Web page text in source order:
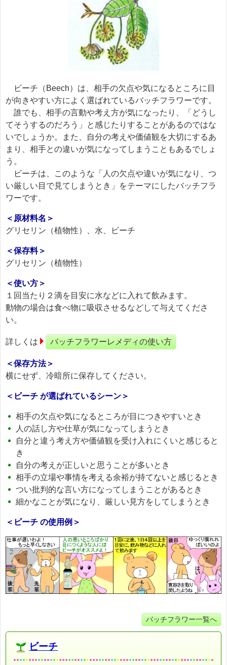
ビーチ（Beech）は、相手の欠点や気になるところに目
が向きやすい方によく選ばれているバッチフラワーです。
誰でも、相手の言動や考え方が気になったり、「どうし
てそうするのだろう」と感じたりすることがあるのではな
いでしょうか。また、自分の考えや価値観を大切にするあ
まり、相手との違いが気になってしまうこともあるでしょ
う。
ビーチは、このような「人の欠点や違いが気になり、つ
い厳しい目で見てしまうとき」をテーマにしたバッチフラ
ワーです。
＜原材料名＞
グリセリン（植物性）、水、ビーチ
＜保存料＞
グリセリン（植物性）
＜使い方＞
１回当たり２滴を目安に水などに入れて飲みます。
動物の場合は食べ物に吸収させるなどして与えてくださ
い。
詳しくは バッチフラワーレメディの使い方
＜保存方法＞
横にせず、冷暗所に保存してください。
＜ビーチ が選ばれているシーン＞
相手の欠点や気になるところが目につきやすいとき
人の話し方や仕草が気になってしまうとき
自分と違う考え方や価値観を受け入れにくいと感じると
き
自分の考えが正しいと思うことが多いとき
相手の立場や事情を考える余裕が持てないと感じるとき
つい批判的な言い方になってしまうことがあるとき
細かなことが気になり、厳しい見方をしてしまうとき
＜ビーチ の使用例＞
バッチフラワー一覧へ
ビーチ